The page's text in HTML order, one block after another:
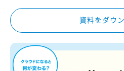
資料をダウ